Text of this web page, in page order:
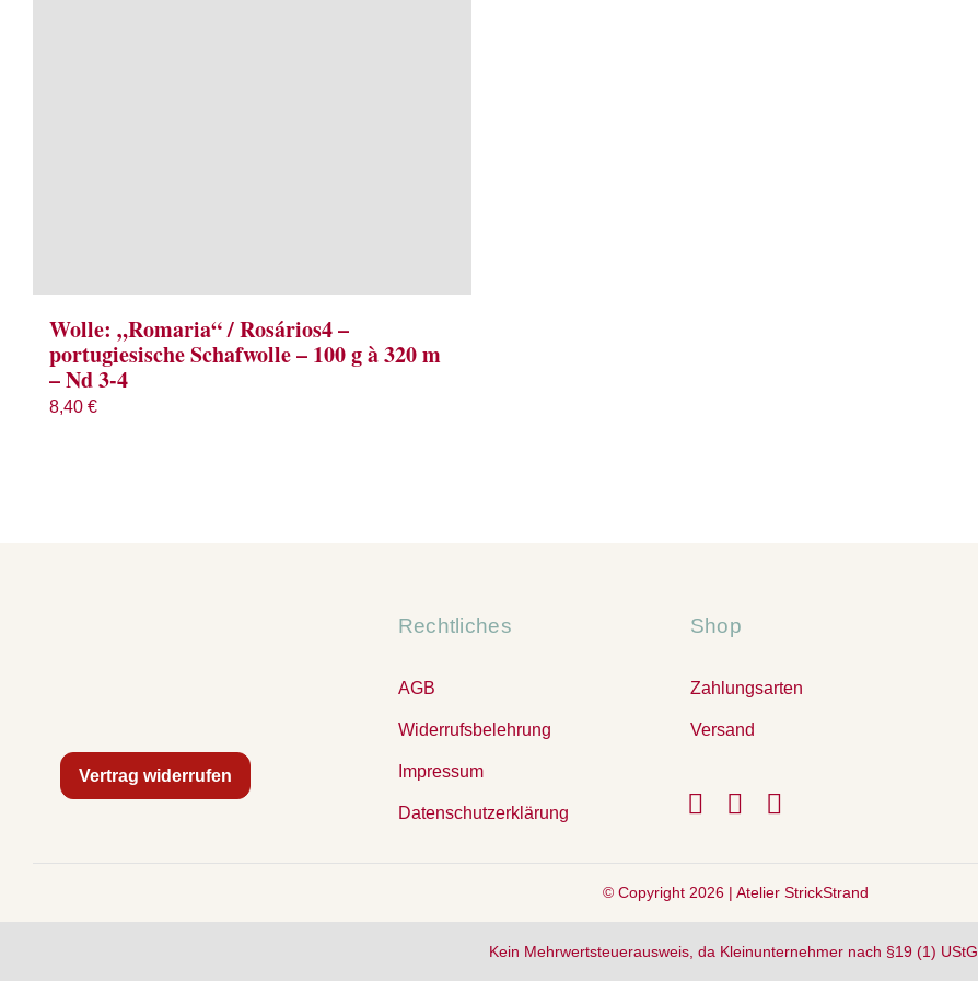
Wolle: „Romaria“ / Rosários4 –
portugiesische Schafwolle – 100 g à 320 m
– Nd 3-4
8,40 €
Vertrag widerrufen
Rechtliches
AGB
Widerrufsbelehrung
Impressum
Datenschutzerklärung
Shop
Zahlungsarten
Versand
© Copyright 2026 | Atelier StrickStrand
Kein Mehrwertsteuerausweis, da Kleinunternehmer nach §19 (1) UStG.